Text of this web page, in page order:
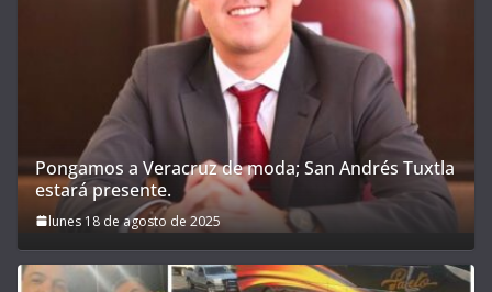
Pongamos a Veracruz de moda; San Andrés Tuxtla
estará presente.
lunes 18 de agosto de 2025